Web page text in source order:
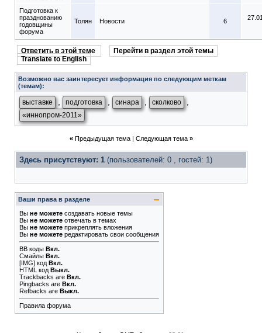
Подготовка к
празднованию
годовщины
форума
Толян Новости 6
Ответить в этой теме
Перейти в раздел этой темы
Translate to English
Возможно вас заинтересует информация по следующим меткам
(темам):
выставке подготовка синара сколково
«иннопром-2011»
« Предыдущая тема| Следующая тема »
Здесь присутствуют: 1 (пользователей: 0 , гостей: 1)
Ваши права в разделе
Вы не можете создавать новые темы
Вы не можете отвечать в темах
Вы не можете прикреплять вложения
Вы не можете редактировать свои сообщения
BB коды Вкл.
Смайлы Вкл.
[IMG] код Вкл.
HTML код Выкл.
Trackbacks are Вкл.
Pingbacks are Вкл.
Refbacks are Выкл.
Правила форума